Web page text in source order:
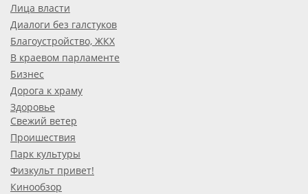
Лица власти
Диалоги без галстуков
Благоустройство, ЖКХ
В краевом парламенте
Бизнес
Дорога к храму
Здоровье
Свежий ветер
Проишествия
Парк культуры
Физкульт привет!
Кинообзор